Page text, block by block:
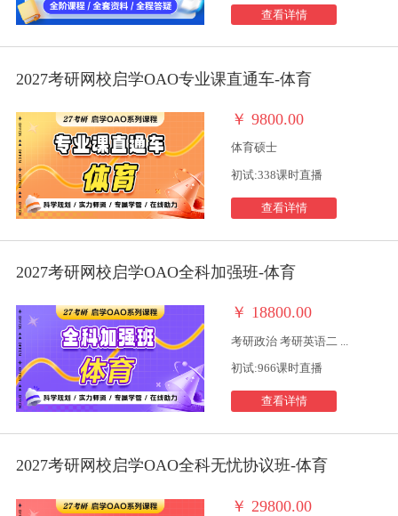
查看详情
2027考研网校启学OAO专业课直通车-体育
￥ 9800.00
体育硕士
初试:338课时直播
查看详情
2027考研网校启学OAO全科加强班-体育
￥ 18800.00
考研政治 考研英语二 ...
初试:966课时直播
查看详情
2027考研网校启学OAO全科无忧协议班-体育
￥ 29800.00